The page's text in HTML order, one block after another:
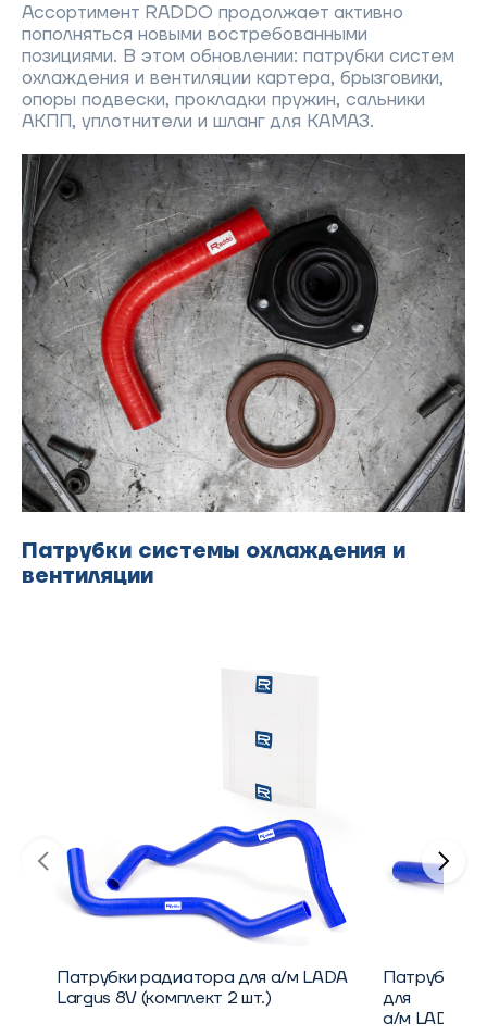
Ассортимент RADDO продолжает активно
пополняться новыми востребованными
позициями. В этом обновлении: патрубки систем
охлаждения и вентиляции картера, брызговики,
опоры подвески, прокладки пружин, сальники
АКПП, уплотнители и шланг для КАМАЗ.
Патрубки системы охлаждения и
вентиляции
Патрубки радиатора для а/м LADA
Largus 8V (комплект 2 шт.)
Патрубок
для
а/м LADA